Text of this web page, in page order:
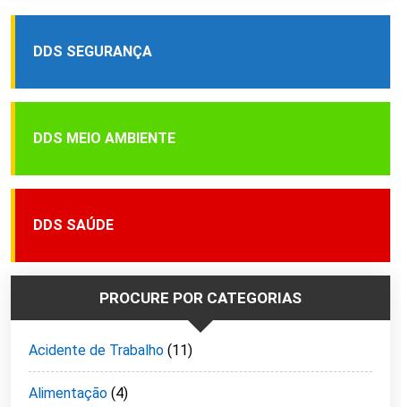
DDS SEGURANÇA
DDS MEIO AMBIENTE
DDS SAÚDE
PROCURE POR CATEGORIAS
Acidente de Trabalho (11)
Alimentação (4)